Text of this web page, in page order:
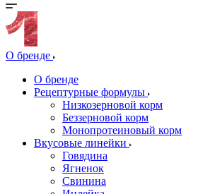
О бренде
О бренде
Рецептурные формулы
Низкозерновой корм
Беззерновой корм
Монопротеиновый корм
Вкусовые линейки
Говядина
Ягненок
Свинина